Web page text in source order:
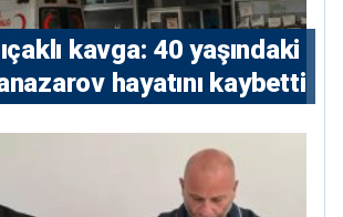
kavga: 40 yaşındaki
hayatını kaybetti